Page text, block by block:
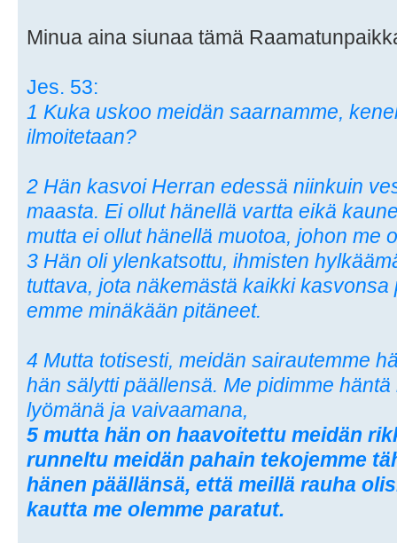
Minua aina siunaa tämä
Jes. 53:
1 Kuka uskoo meidän saarnamme,
ilmoitetaan?
2 Hän kasvoi Herran edessä niinkuin
maasta. Ei ollut hänellä vartta eikä
mutta ei ollut hänellä muotoa, johon me
3 Hän oli ylenkatsottu, ihmisten
tuttava, jota näkemästä kaikki kasvonsa
emme minäkään pitäneet.
4 Mutta totisesti, meidän sairautemme
hän sälytti päällensä. Me pidimme
lyömänä ja vaivaamana,
5 mutta hän on haavoitettu meidän
runneltu meidän pahain tekojemme
hänen päällänsä, että meillä rauha
kautta me olemme paratut.